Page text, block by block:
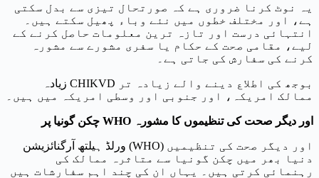
یہ نوٹ کرنا ضروری ہے کہ صورتحال تیزی سے بدل سکتی
ہے، اور مختلف خطوں میں نئے وباء پھیل سکتے ہیں۔
انتہائی درست اور تازہ ترین معلومات حاصل کرنے کے
لیے، مقامی صحت کے حکام یا سفری مشورے سے مشورہ
کرنے کی سفارش کی جاتی ہے۔
زیادہ CHIKVD بوجھ کی اطلاع دینے والے زیادہ تر
ممالک امریکہ، اور جنوبی اور وسطی امریکہ میں ہیں۔
چکن گونیا پر WHO اور دیگر صحت کی تنظیموں کا مشورہ
ورلڈ ہیلتھ آرگنائزیشن (WHO) اور دیگر صحت کی تنظیمیں
دنیا بھر میں چکن گونیا سے متاثرہ ممالک کی
رہنمائی کرتی ہیں۔ یہاں ان کی چند اہم سفارشات ہیں